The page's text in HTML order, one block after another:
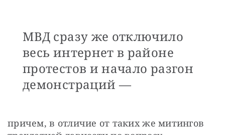
МВД сразу же отключило
весь интернет в районе
протестов и начало разгон
демонстраций —
причем, в отличие от таких же митингов